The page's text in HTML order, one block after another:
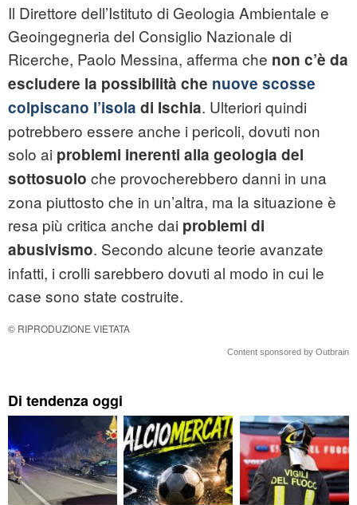
Il Direttore dell’Istituto di Geologia Ambientale e
Geoingegneria del Consiglio Nazionale di
Ricerche, Paolo Messina, afferma che non c’è da
escludere la possibilità che nuove scosse
colpiscano l’isola di Ischia. Ulteriori quindi
potrebbero essere anche i pericoli, dovuti non
solo ai problemi inerenti alla geologia del
sottosuolo che provocherebbero danni in una
zona piuttosto che in un’altra, ma la situazione è
resa più critica anche dai problemi di
abusivismo. Secondo alcune teorie avanzate
infatti, i crolli sarebbero dovuti al modo in cui le
case sono state costruite.
© RIPRODUZIONE VIETATA
Content sponsored by Outbrain
Di tendenza oggi